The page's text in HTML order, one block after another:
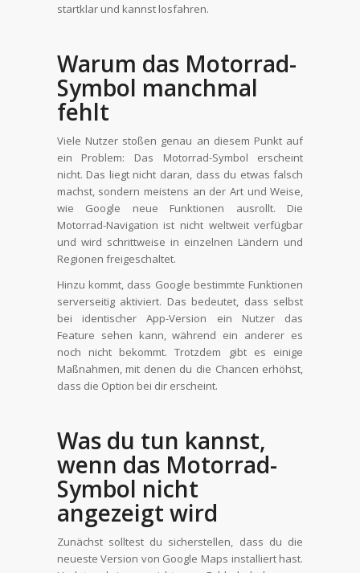
startklar und kannst losfahren.
Warum das Motorrad-
Symbol manchmal
fehlt
Viele Nutzer stoßen genau an diesem Punkt auf
ein Problem: Das Motorrad-Symbol erscheint
nicht. Das liegt nicht daran, dass du etwas falsch
machst, sondern meistens an der Art und Weise,
wie Google neue Funktionen ausrollt. Die
Motorrad-Navigation ist nicht weltweit verfügbar
und wird schrittweise in einzelnen Ländern und
Regionen freigeschaltet.
Hinzu kommt, dass Google bestimmte Funktionen
serverseitig aktiviert. Das bedeutet, dass selbst
bei identischer App-Version ein Nutzer das
Feature sehen kann, während ein anderer es
noch nicht bekommt. Trotzdem gibt es einige
Maßnahmen, mit denen du die Chancen erhöhst,
dass die Option bei dir erscheint.
Was du tun kannst,
wenn das Motorrad-
Symbol nicht
angezeigt wird
Zunächst solltest du sicherstellen, dass du die
neueste Version von Google Maps installiert hast.